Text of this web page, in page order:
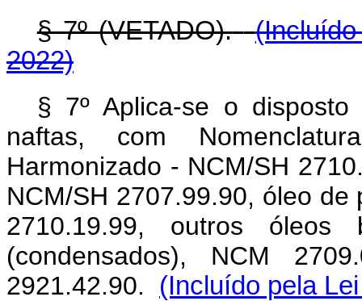
§ 7º (VETADO).
2022)
§ 7º Aplica-se o
naftas, com
Harmonizado - NCM/SH
NCM/SH 2707.99.90, óleo
2710.19.99, outros
(condensados), NCM
2921.42.90.
(Incluído pela